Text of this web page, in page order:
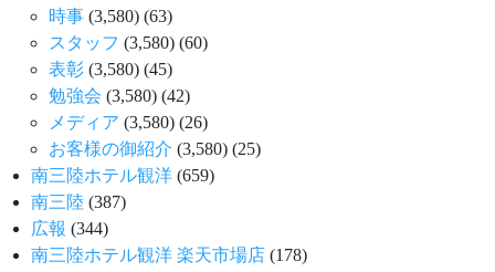
時事 (3,580) (63)
スタッフ (3,580) (60)
表彰 (3,580) (45)
勉強会 (3,580) (42)
メディア (3,580) (26)
お客様の御紹介 (3,580) (25)
南三陸ホテル観洋 (659)
南三陸 (387)
広報 (344)
南三陸ホテル観洋 楽天市場店 (178)